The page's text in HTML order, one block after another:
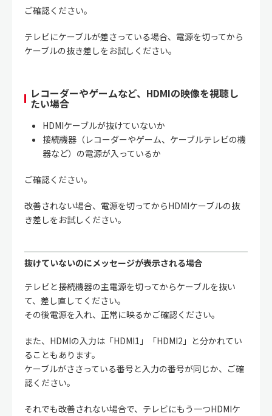
ご確認ください。
テレビにケーブルが差さっている場合、電源を切ってから
ケーブルの抜き差しをお試しください。
レコーダーやゲームなど、HDMIの映像を視聴し
たい場合
HDMIケーブルが抜けていないか
接続機器（レコーダーやゲーム、ケーブルテレビの機
器など）の電源が入っているか
ご確認ください。
改善されない場合、電源を切ってからHDMIケーブルの抜
き差しをお試しください。
抜けていないのにメッセージが表示される場合
テレビと接続機器の主電源を切ってからケーブルを抜い
て、差し直してください。
その後電源を入れ、正常に映るかご確認ください。
また、HDMIの入力は「HDMI1」「HDMI2」と分かれてい
ることもあります。
ケーブルがささっている番号と入力の番号が同じか、ご確
認ください。
それでも改善されない場合で、テレビにもう一つHDMIケ